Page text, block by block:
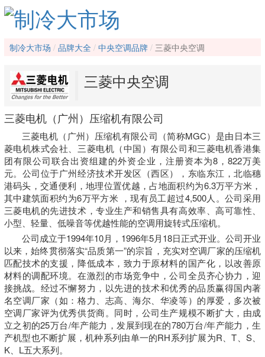
制冷大市场 品牌大全 中央空调品牌 三菱中央空调
三菱中央空调
三菱电机（广州）压缩机有限公司
三菱电机（广州）压缩机有限公司（简称MGC）是由日本三
菱电机株式会社、三菱电机（中国）有限公司和三菱电机香港集
团有限公司联合出资组建的外资企业，注册资本为8，822万美
元。公司位于广州经济技术开发区（西区），东临东江，北临穗
港码头，交通便利，地理位置优越，占地面积约为6.3万平方米，
其中建筑面积约为6万平方米 ，现有员工超过4,500人。公司采用
三菱电机的先进技术，专业生产和销售具有高效率、高可靠性、
小型、轻量、低噪音等优越性能的空调用旋转式压缩机。
公司成立于1994年10月，1996年5月18日正式开业。公司开业
以来，始终贯彻落实“品质第一”的宗旨，充实对空调厂家的压缩机
匹配技术的支援，降低成本，致力于原材料的国产化，以改善原
材料的调配环境。在激烈的市场竞争中，公司全员齐心协力，迎
接挑战。经过不懈努力，以先进的技术和优秀的品质赢得国内著
名空调厂家（如：格力、志高、海尔、华凌等）的厚爱，多次被
空调厂家评为优秀供货商。同时，公司生产规模不断扩大，由成
立之初的25万台/年产能力，发展到现在的780万台/年产能力，生
产机型也不断扩展，机种系列由单一的RH系列扩展为R、T、S、
K、L五大系列。